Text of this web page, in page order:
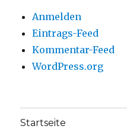
Anmelden
Eintrags-Feed
Kommentar-Feed
WordPress.org
Startseite